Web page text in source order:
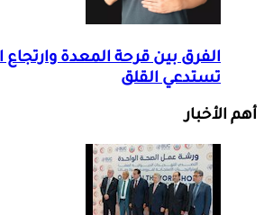
الفرق بين قرحة المعدة
تستدعي القلق
أهم الأخبار